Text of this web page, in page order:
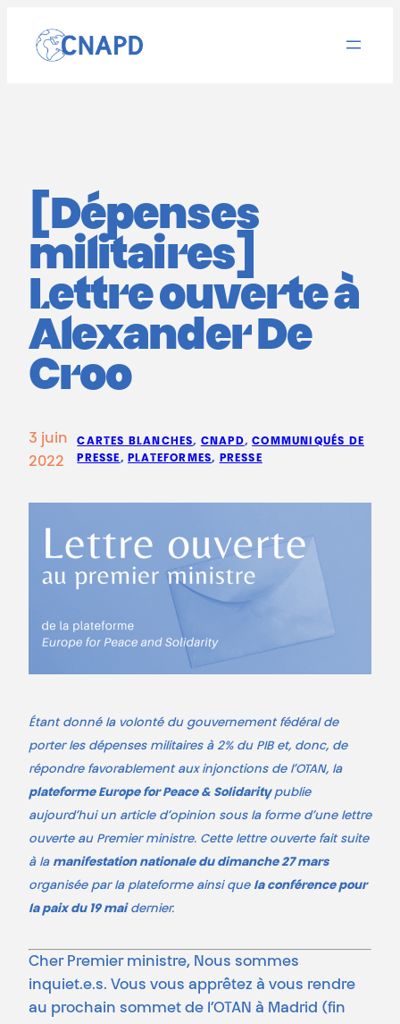
contenu
[Dépenses
militaires]
Lettre ouverte à
Alexander De
Croo
3 juin
2022
CARTES BLANCHES, CNAPD, COMMUNIQUÉS DE
PRESSE, PLATEFORMES, PRESSE
Étant donné la volonté du gouvernement fédéral de
porter les dépenses militaires à 2% du PIB et, donc, de
répondre favorablement aux injonctions de l’OTAN, la
plateforme Europe for Peace & Solidaritypublie
aujourd’hui un article d’opinion sous la forme d’une lettre
ouverte au Premier ministre. Cette lettre ouverte fait suite
à la manifestation nationale du dimanche 27 mars
organisée par la plateforme ainsi que la conférence pour
la paix du 19 maidernier.
Cher Premier ministre, Nous sommes
inquiet.e.s. Vous vous apprêtez à vous rendre
au prochain sommet de l’OTAN à Madrid (fin